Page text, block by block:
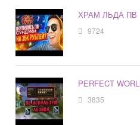
ХРАМ ЛЬДА ПВ
9724
PERFECT
3835